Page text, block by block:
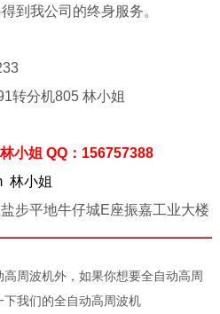
我公司的终身服务。
转分机805 林小姐
小姐 QQ：156757388
林小姐
步平地牛仔城E座振嘉工业大楼
周波机外，如果你想要全自动高周
我们的全自动高周波机